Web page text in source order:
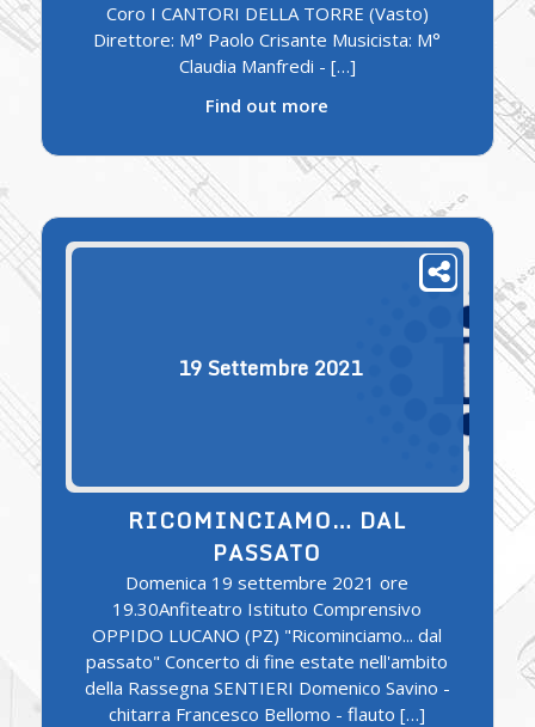
Coro I CANTORI DELLA TORRE (Vasto)
Direttore: M° Paolo Crisante Musicista: M°
Claudia Manfredi - […]
Find out more
19 Settembre 2021
RICOMINCIAMO… DAL
PASSATO
Domenica 19 settembre 2021 ore
19.30Anfiteatro Istituto Comprensivo
OPPIDO LUCANO (PZ) "Ricominciamo... dal
passato" Concerto di fine estate nell'ambito
della Rassegna SENTIERI Domenico Savino -
chitarra Francesco Bellomo - flauto […]